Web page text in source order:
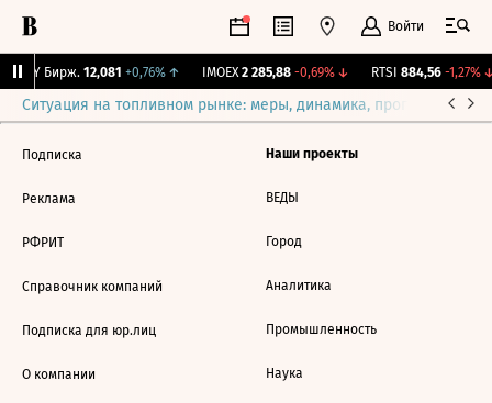
Войти
CNY Бирж. 12,081 +0,76%↑ IMOEX 2 285,88 -0,69%↓ RTSI 884,56 -1,27%↓
Ситуация на топливном рынке: меры, динамика, прогнозы
Подписка
Реклама
РФРИТ
Справочник компаний
Подписка для юр.лиц
О компании
Наши проекты
ВЕДЫ
Город
Аналитика
Промышленность
Наука